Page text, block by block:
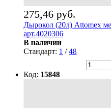
275,46 руб.
Дырокол (20л) Attomex
арт.4020306
В наличии
Стандарт: 1 /48
Код: 15848